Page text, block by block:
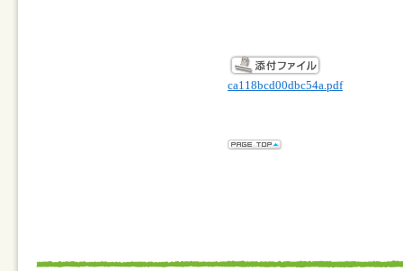
ca118bcd00dbc54a.pdf